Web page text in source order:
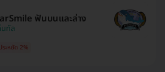
ฟันบนและล่าง
ทัล
ประหยัด 2%